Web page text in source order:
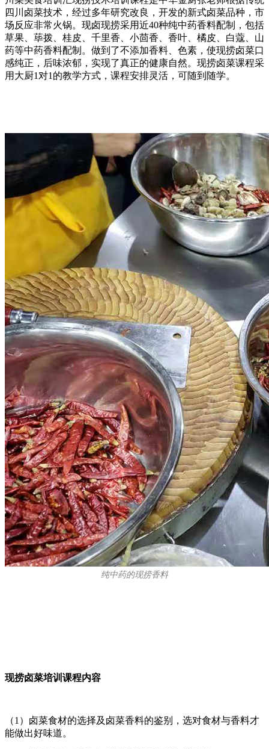
四川卤菜技术，经过多年研究改良，开发的新式卤菜品种，市
场反应非常火锅。现卤现捞采用近40种纯中药香料配制，包括
草果、荜拨、桂皮、千里香、小茴香、香叶、橘皮、白蔻、山
药等中药香料配制。做到了不添加香料、色素，使现捞卤菜口
感纯正，后味浓郁，实现了真正的健康自然。现捞卤菜课程采
用大厨1对1的教学方式，课程安排灵活，可随到随学。
纯中药的现捞香料
现捞卤菜培训课程内容
（1）卤菜食材的选择及卤菜香料的鉴别，选对食材与香料才
能做出好味道。